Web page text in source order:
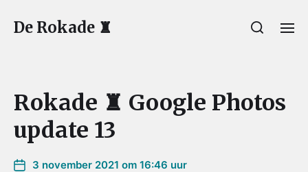
De Rokade ♜
Rokade ♜ Google Photos
update 13
3 november 2021 om 16:46 uur